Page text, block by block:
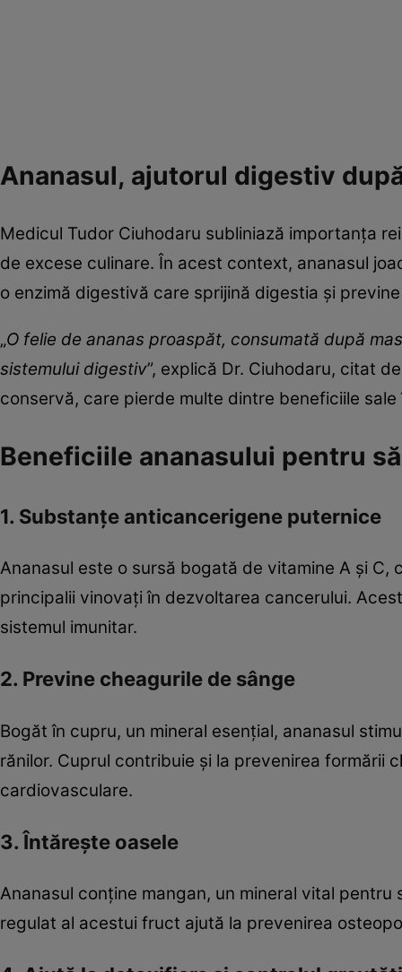
Ananasul, ajutorul digestiv
Medicul Tudor Ciuhodaru subliniază importanța
de excese culinare. În acest context, ananasul
o enzimă digestivă care sprijină digestia și
„O felie de ananas proaspăt, consumată după
sistemului digestiv”, explică Dr. Ciuhodaru, citat
conservă, care pierde multe dintre beneficiile
Beneficiile ananasului pentru
1. Substanțe anticancerigene puternice
Ananasul este o sursă bogată de vitamine A și
principalii vinovați în dezvoltarea cancerului.
sistemul imunitar.
2. Previne cheagurile de sânge
Bogăt în cupru, un mineral esențial, ananasul
rănilor. Cuprul contribuie și la prevenirea formării
cardiovasculare.
3. Întărește oasele
Ananasul conține mangan, un mineral vital
regulat al acestui fruct ajută la prevenirea